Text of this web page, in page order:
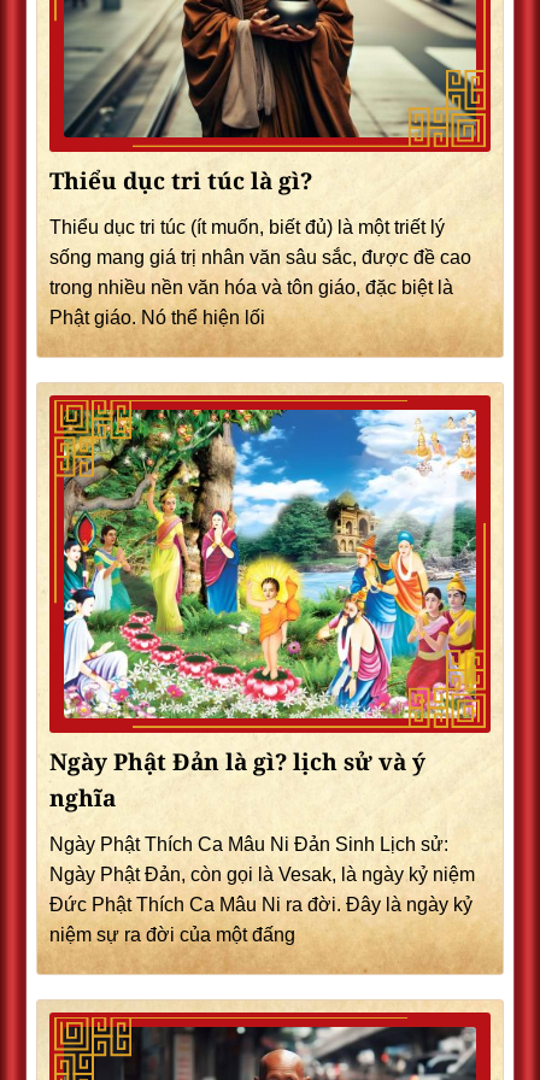
Thiểu dục tri túc là gì?
Thiểu dục tri túc (ít muốn, biết đủ) là một triết lý
sống mang giá trị nhân văn sâu sắc, được đề cao
trong nhiều nền văn hóa và tôn giáo, đặc biệt là
Phật giáo. Nó thể hiện lối
Ngày Phật Đản là gì? lịch sử và ý
nghĩa
Ngày Phật Thích Ca Mâu Ni Đản Sinh Lịch sử:
Ngày Phật Đản, còn gọi là Vesak, là ngày kỷ niệm
Đức Phật Thích Ca Mâu Ni ra đời. Đây là ngày kỷ
niệm sự ra đời của một đấng